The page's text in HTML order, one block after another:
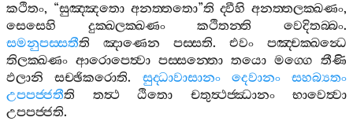
කථිතං, “සුඤ‍්ඤතො අනත‍්තතො”ති ද‍්වීහි අනත‍්තලක‍්ඛණං,
සෙසෙහි
දුක‍්ඛලක‍්ඛණං කථිතන‍්ති වෙදිතබ‍්බං.
සමනුපස‍්සතීති ඤාණෙන පස‍්සති. එවං
පඤ‍්චක‍්ඛන්‍ධෙ
තිලක‍්ඛණං ආරොපෙත්‍වා පස‍්සන‍්තො තයො මග‍්ගෙ තීණි
ඵලානි
සච‍්ඡිකරොති. සුද‍්ධාවාසානං දෙවානං
සහබ්‍යතං
උපපජ‍්ජතීති තත්‍ථ ඨිතො චතුත්‍ථජ‍්ඣානං
භාවෙත්‍වා
උපපජ‍්ජති.